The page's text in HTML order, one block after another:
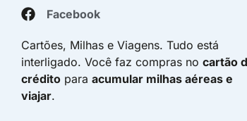
Facebook
Cartões, Milhas e Viagens. Tudo está
interligado. Você faz compras no cartão
crédito para acumular milhas aéreas e
viajar.